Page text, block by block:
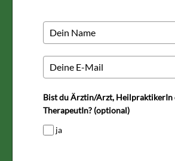
Bist du Ärztin/Arzt, HeilpraktikerIn
TherapeutIn? (optional)
ja